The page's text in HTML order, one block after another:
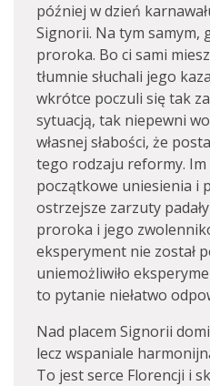
później w dzień
Signorii. Na tym samym,
proroka. Bo ci sami
tłumnie słuchali jego
wkrótce poczuli się tak
sytuacją, tak niepewni
własnej słabości, że
tego rodzaju reformy. Im
początkowe uniesienia i
ostrzejsze zarzuty
proroka i jego
eksperyment nie został
uniemożliwiło
to pytanie niełatwo
Nad placem Signorii
lecz wspaniale
To jest serce Florencji i